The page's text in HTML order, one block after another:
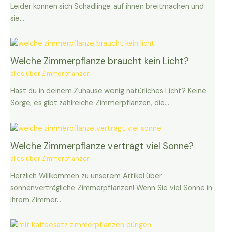
Leider können sich Schädlinge auf ihnen breitmachen und
sie…
Welche Zimmerpflanze braucht kein Licht?
alles über Zimmerpflanzen
Hast du in deinem Zuhause wenig natürliches Licht? Keine
Sorge, es gibt zahlreiche Zimmerpflanzen, die…
Welche Zimmerpflanze verträgt viel Sonne?
alles über Zimmerpflanzen
Herzlich Willkommen zu unserem Artikel über
sonnenverträgliche Zimmerpflanzen! Wenn Sie viel Sonne in
Ihrem Zimmer…